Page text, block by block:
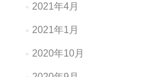
2021年4月
2021年1月
2020年10月